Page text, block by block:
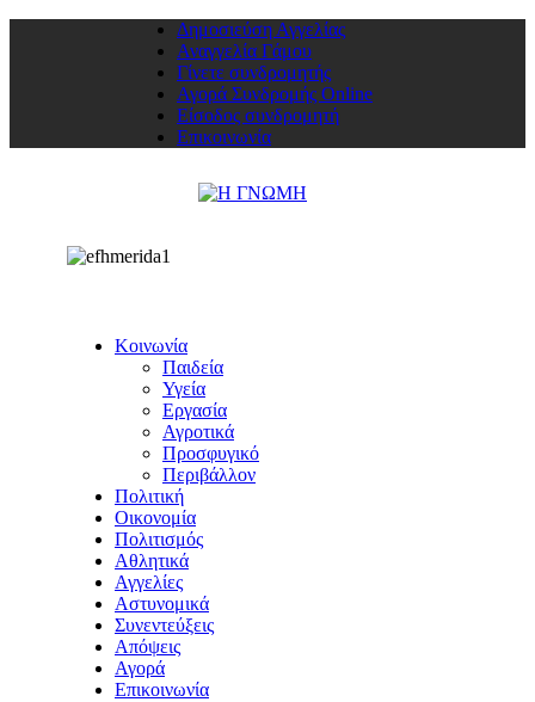
Δημοσιεύση Αγγελίας
Αναγγελία Γάμου
Γίνετε συνδρομητής
Αγορά Συνδρομής Online
Είσοδος συνδρομητή
Επικοινωνία
Κοινωνία
Παιδεία
Υγεία
Εργασία
Αγροτικά
Προσφυγικό
Περιβάλλον
Πολιτική
Οικονομία
Πολιτισμός
Αθλητικά
Αγγελίες
Αστυνομικά
Συνεντεύξεις
Απόψεις
Αγορά
Επικοινωνία